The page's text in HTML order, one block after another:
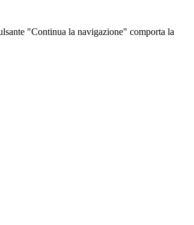
"Continua la navigazione" comporta la